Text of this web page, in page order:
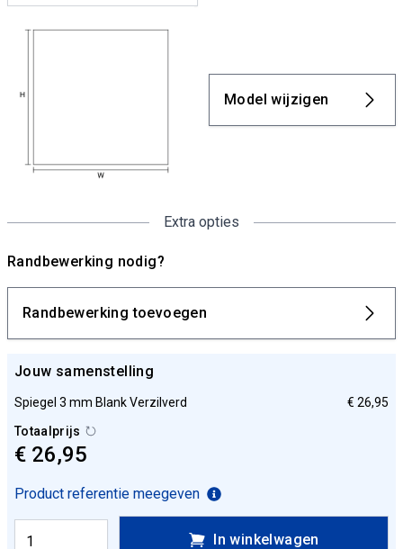
Model wijzigen
Extra opties
Randbewerking nodig?
Randbewerking toevoegen
Jouw samenstelling
Spiegel 3 mm Blank Verzilverd
€ 26,95
Totaalprijs
€ 26,95
Product referentie meegeven
In winkelwagen